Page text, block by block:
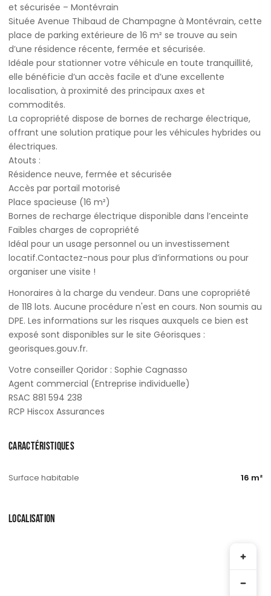
et sécurisée – Montévrain
Située Avenue Thibaud de Champagne à Montévrain, cette
place de parking extérieure de 16 m² se trouve au sein
d’une résidence récente, fermée et sécurisée.
Idéale pour stationner votre véhicule en toute tranquillité,
elle bénéficie d’un accès facile et d’une excellente
localisation, à proximité des principaux axes et
commodités.
La copropriété dispose de bornes de recharge électrique,
offrant une solution pratique pour les véhicules hybrides ou
électriques.
Atouts :
Résidence neuve, fermée et sécurisée
Accès par portail motorisé
Place spacieuse (16 m²)
Bornes de recharge électrique disponible dans l’enceinte
Faibles charges de copropriété
Idéal pour un usage personnel ou un investissement
locatif.Contactez-nous pour plus d’informations ou pour
organiser une visite !
Honoraires à la charge du vendeur. Dans une copropriété
de 118 lots. Aucune procédure n'est en cours. Non soumis au
DPE. Les informations sur les risques auxquels ce bien est
exposé sont disponibles sur le site Géorisques :
georisques.gouv.fr.
Votre conseiller Qoridor : Sophie Cagnasso
Agent commercial (Entreprise individuelle)
RSAC 881 594 238
RCP Hiscox Assurances
CARACTÉRISTIQUES
Surface habitable 16 m²
LOCALISATION